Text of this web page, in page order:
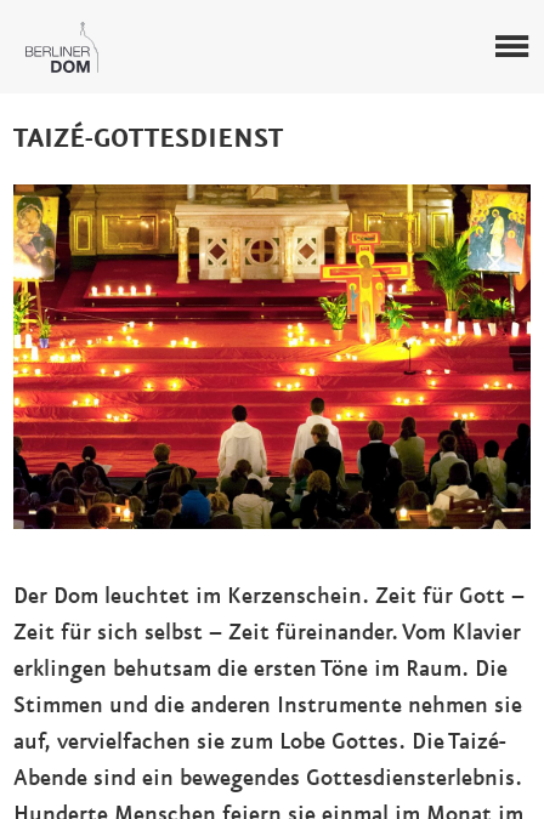
TAIZÉ-GOTTESDIENST
Der Dom leuchtet im Kerzenschein. Zeit für Gott –
Zeit für sich selbst – Zeit füreinander. Vom Klavier
erklingen behutsam die ersten Töne im Raum. Die
Stimmen und die anderen Instrumente nehmen sie
auf, vervielfachen sie zum Lobe Gottes. Die Taizé-
Abende sind ein bewegendes Gottesdiensterlebnis.